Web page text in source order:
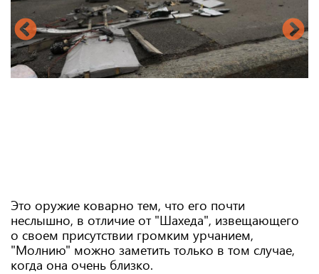
Это оружие коварно тем, что его почти
неслышно, в отличие от "Шахеда", извещающего
о своем присутствии громким урчанием,
"Молнию" можно заметить только в том случае,
когда она очень близко.